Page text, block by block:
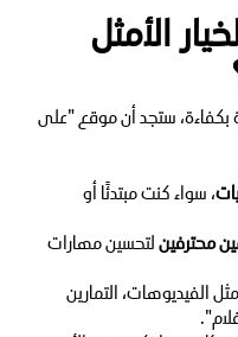
الأمثل
بكفاءة، ستجد أن موقع "على
، سواء كنت مبتدئًا أو
محترفينلتحسين مهارات
مثل الفيديوهات، التمارين